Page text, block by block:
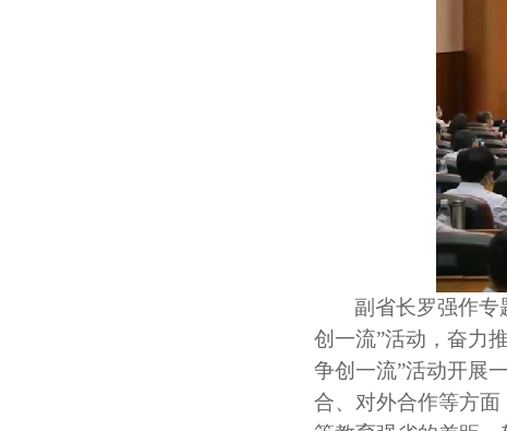
副省长罗强作专
创一流”活动，奋力
争创一流”活动开展
合、对外合作等方